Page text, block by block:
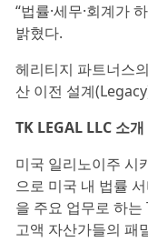
“법률·세무·회계가
밝혔다.
헤리티지 파트너스
산 이전 설계
TK LEGAL LLC 소개
미국 일리노이주 시
으로 미국 내 법률
을 주요 업무로 하는
고액 자산가들의 패